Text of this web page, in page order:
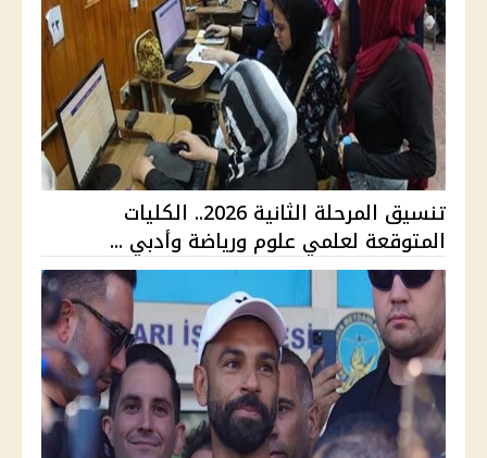
تنسيق المرحلة الثانية 2026.. الكليات
المتوقعة لعلمي علوم ورياضة وأدبي ...